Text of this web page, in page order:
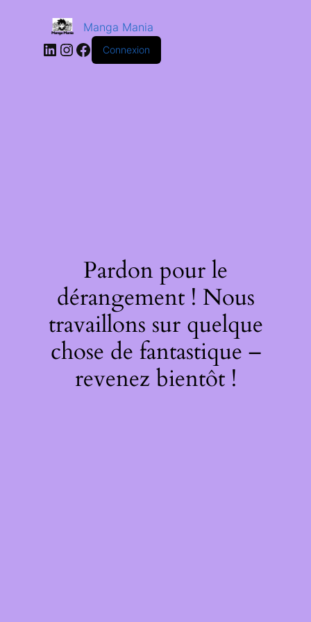
Manga Mania
Connexion
Pardon pour le
dérangement ! Nous
travaillons sur quelque
chose de fantastique –
revenez bientôt !